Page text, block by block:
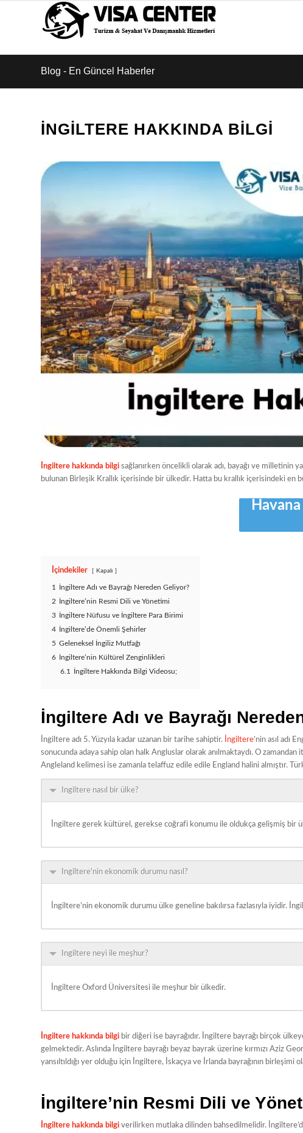
Blog - En Güncel Haberler
İNGILTERE HAKKINDA BILGI
İngiltere hakkında bilgi sağlanırken öncelikli olarak adı, bayağı ve milletinin
bulunan Birleşik Krallık içerisinde bir ülkedir. Hatta bu krallık içerisindeki
İçindekiler Kapalı
1 İngiltere Adı ve Bayrağı Nereden Geliyor?
2 İngiltere’nin Resmi Dili ve Yönetimi
3 İngiltere Nüfusu ve İngiltere Para Birimi
4 İngiltere’de Önemli Şehirler
5 Geleneksel İngiliz Mutfağı
6 İngiltere’nin Kültürel Zenginlikleri
6.1 İngiltere Hakkında Bilgi Videosu;
İngiltere Adı ve Bayrağı
İngiltere adı 5. Yüzyıla kadar uzanan bir tarihe sahiptir. İngiltere’nin asıl adı
sonucunda adaya sahip olan halk Angluslar olarak anılmaktaydı. O
Angleland kelimesi ise zamanla telaffuz edile edile England halini almıştır.
Ingiltere nasıl bir ülke?
İngiltere gerek kültürel, gerekse coğrafi konumu ile oldukça gelişmiş bir
Ingiltere'nin ekonomik durumu nasıl?
İngiltere’nin ekonomik durumu ülke geneline bakılırsa fazlasıyla iyidir.
Ingiltere neyi ile meşhur?
İngiltere Oxford Üniversitesi ile meşhur bir ülkedir.
İngiltere hakkında bilgi bir diğeri ise bayrağıdır. İngiltere bayrağı birçok
gelmektedir. Aslında İngiltere bayrağı beyaz bayrak üzerine kırmızı Aziz
yansıltıldığı yer olduğu için İngiltere, İskaçya ve İrlanda bayrağının birleşimi
İngiltere’nin Resmi Dili ve
İngiltere hakkında bilgi verilirken mutlaka dilinden bahsedilmelidir.